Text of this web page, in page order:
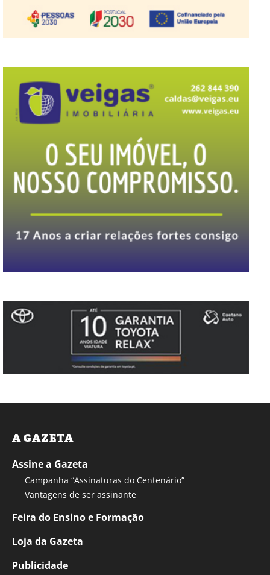
A GAZETA
Assine a Gazeta
Campanha “Assinaturas do Centenário”
Vantagens de ser assinante
Feira do Ensino e Formação
Loja da Gazeta
Publicidade